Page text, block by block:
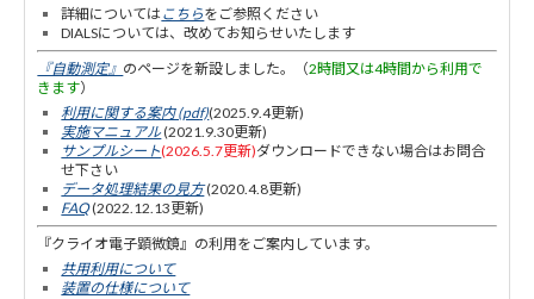
詳細についてはこちらをご参照ください
DIALSについては、改めてお知らせいたします
『自動測定』 のページを新設しました。（2時間又は4時間から利用で
きます）
利用に関する案内 (pdf)(2025.9.4更新)
実施マニュアル(2021.9.30更新)
サンプルシート(2026.5.7更新)ダウンロードできない場合はお問合
せ下さい
データ処理結果の見方(2020.4.8更新)
FAQ(2022.12.13更新)
『クライオ電子顕微鏡』の利用をご案内しています。
共用利用について
装置の仕様について